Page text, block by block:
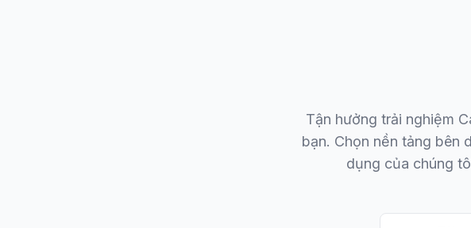
Tận hưởng trải nghiệm
bạn. Chọn nền tảng bên
dụng của chúng